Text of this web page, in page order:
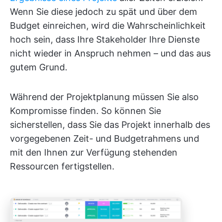
Wenn Sie diese jedoch zu spät und über dem
Budget einreichen, wird die Wahrscheinlichkeit
hoch sein, dass Ihre Stakeholder Ihre Dienste
nicht wieder in Anspruch nehmen – und das aus
gutem Grund.
Während der Projektplanung müssen Sie also
Kompromisse finden. So können Sie
sicherstellen, dass Sie das Projekt innerhalb des
vorgegebenen Zeit- und Budgetrahmens und
mit den Ihnen zur Verfügung stehenden
Ressourcen fertigstellen.